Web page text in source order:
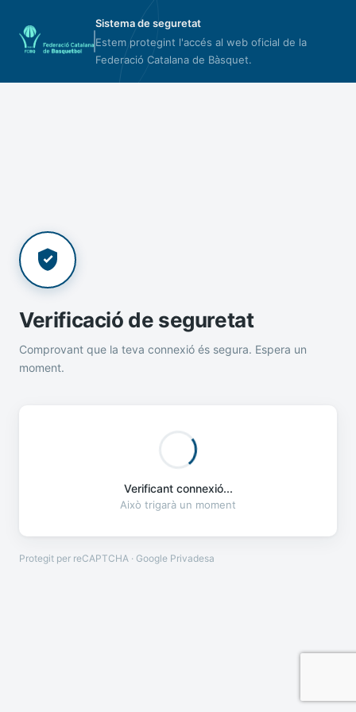
Sistema de seguretat
Estem protegint l'accés al web oficial de la
Federació Catalana de Bàsquet.
Verificació de seguretat
Comprovant que la teva connexió és segura. Espera un
moment.
Verificant connexió...
Això trigarà un moment
Protegit per reCAPTCHA · Google Privadesa